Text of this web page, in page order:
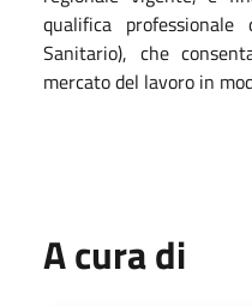
qualifica
Sanitario), che
mercato del lavoro in
A cura di